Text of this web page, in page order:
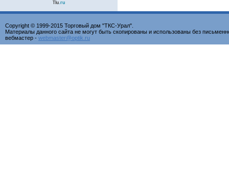
Tiu.ru
Copyright © 1999-2015 Торговый дом "ТКС-Урал".
Материалы данного сайта не могут быть скопированы и использованы без
вебмастер - webmaster@optik.ru